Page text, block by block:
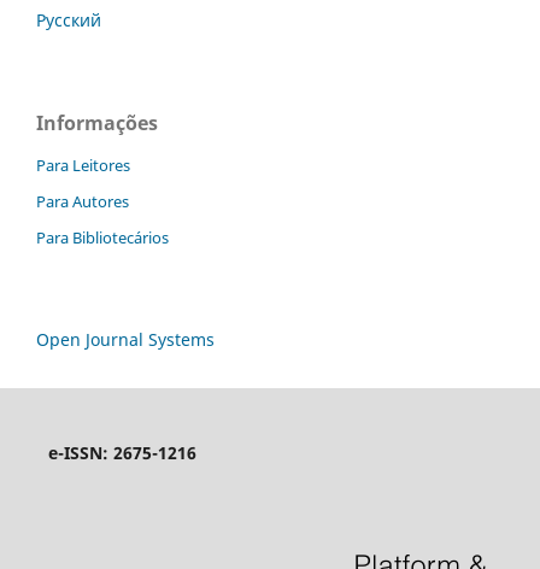
Русский
Informações
Para Leitores
Para Autores
Para Bibliotecários
Open Journal Systems
e-ISSN: 2675-1216